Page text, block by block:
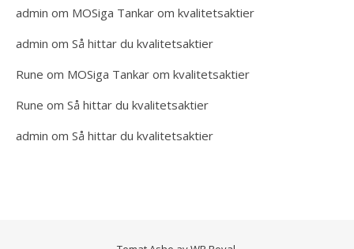
admin om MOSiga Tankar om kvalitetsaktier
admin om Så hittar du kvalitetsaktier
Rune om MOSiga Tankar om kvalitetsaktier
Rune om Så hittar du kvalitetsaktier
admin om Så hittar du kvalitetsaktier